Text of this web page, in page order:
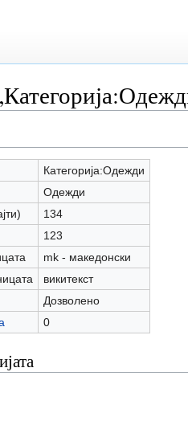
Категорија:Одежди
Одежди
134
123
mk - македонски
викитекст
Дозволено
0